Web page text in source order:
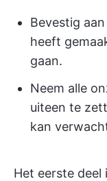
Bevestig
heeft
gaan.
Neem alle
uiteen te
kan
Het eerste deel